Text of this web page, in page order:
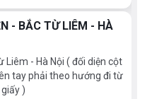
- BẮC TỪ LIÊM - HÀ
Liêm - Hà Nội ( đối diện cột
tay phải theo hướng đi từ
)